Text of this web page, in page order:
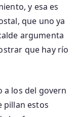
y esa es
que uno ya
argumenta
que hay río
a los del govern
pillan estos